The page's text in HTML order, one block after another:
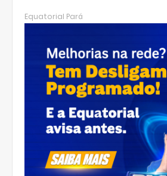
hats
p
Equatorial Pará